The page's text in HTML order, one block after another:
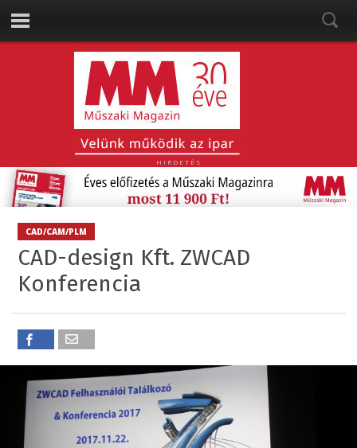
HIRDETÉS
CAD/CAM/PLM
CAD-design Kft. ZWCAD
Konferencia